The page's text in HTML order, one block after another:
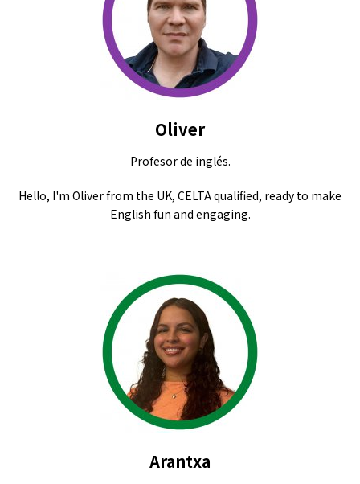
Oliver
Profesor de inglés.
Hello, I'm Oliver from the UK, CELTA qualified, ready to make
English fun and engaging.
Arantxa